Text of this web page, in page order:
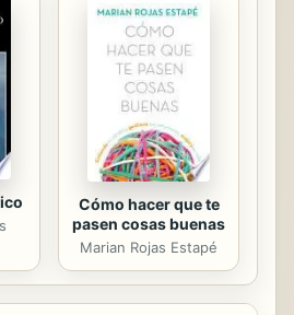
Cómo hacer que te
pasen cosas buenas
Marian Rojas Estapé